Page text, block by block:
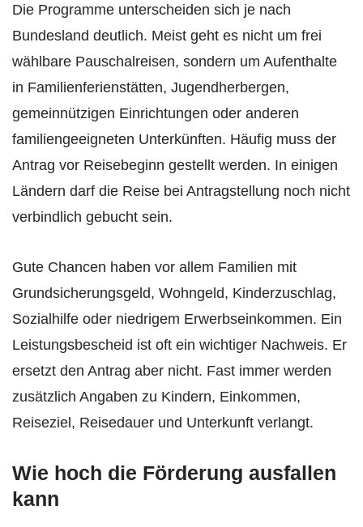
Die Programme unterscheiden sich je nach
Bundesland deutlich. Meist geht es nicht um frei
wählbare Pauschalreisen, sondern um Aufenthalte
in Familienferienstätten, Jugendherbergen,
gemeinnützigen Einrichtungen oder anderen
familiengeeigneten Unterkünften. Häufig muss der
Antrag vor Reisebeginn gestellt werden. In einigen
Ländern darf die Reise bei Antragstellung noch nicht
verbindlich gebucht sein.
Gute Chancen haben vor allem Familien mit
Grundsicherungsgeld, Wohngeld, Kinderzuschlag,
Sozialhilfe oder niedrigem Erwerbseinkommen. Ein
Leistungsbescheid ist oft ein wichtiger Nachweis. Er
ersetzt den Antrag aber nicht. Fast immer werden
zusätzlich Angaben zu Kindern, Einkommen,
Reiseziel, Reisedauer und Unterkunft verlangt.
Wie hoch die Förderung ausfallen
kann